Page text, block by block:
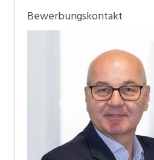
Bewerbungskontakt